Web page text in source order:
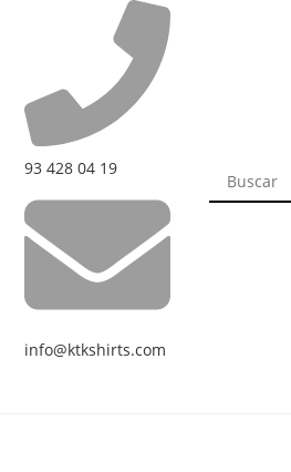
93 428 04 19
info@ktkshirts.com